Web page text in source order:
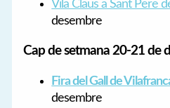
Vila Claus a Sant Pere
desembre
Cap de setmana 20-21 de
Fira del Gall de
desembre